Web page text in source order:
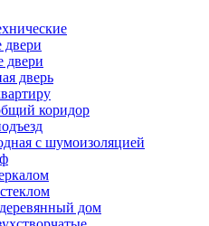
двери
двери
дверь
коридор
с шумоизоляцией
дом